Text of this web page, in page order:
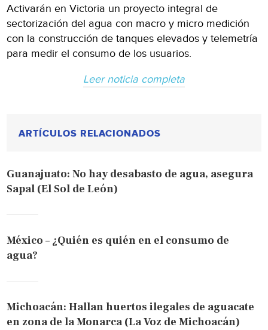
Activarán en Victoria un proyecto integral de
sectorización del agua con macro y micro medición
con la construcción de tanques elevados y telemetría
para medir el consumo de los usuarios.
Leer noticia completa
ARTÍCULOS RELACIONADOS
Guanajuato: No hay desabasto de agua, asegura
Sapal (El Sol de León)
México – ¿Quién es quién en el consumo de
agua?
Michoacán: Hallan huertos ilegales de aguacate
en zona de la Monarca (La Voz de Michoacán)